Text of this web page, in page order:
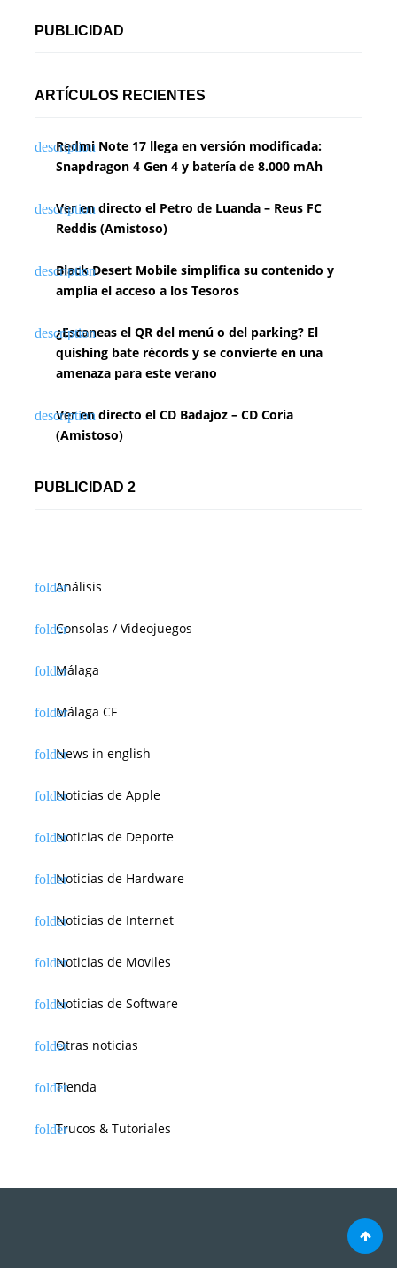
g
n
c
ó
e
a
s
PUBLICIDAD
ARTÍCULOS RECIENTES
Redmi Note 17 llega en versión modificada:
Snapdragon 4 Gen 4 y batería de 8.000 mAh
Ver en directo el Petro de Luanda – Reus FC
Reddis (Amistoso)
Black Desert Mobile simplifica su contenido y
amplía el acceso a los Tesoros
¿Escaneas el QR del menú o del parking? El
quishing bate récords y se convierte en una
amenaza para este verano
Ver en directo el CD Badajoz – CD Coria
(Amistoso)
PUBLICIDAD 2
Análisis
Consolas / Videojuegos
Málaga
Málaga CF
News in english
Noticias de Apple
Noticias de Deporte
Noticias de Hardware
Noticias de Internet
Noticias de Moviles
Noticias de Software
Otras noticias
Tienda
Trucos & Tutoriales